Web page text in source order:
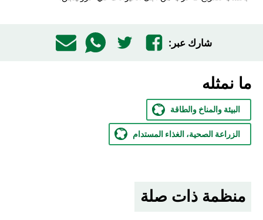
شارك عبر:
ما نمثله
البيئة والمناخ والطاقة
الزراعة الصحية، الغذاء المستدام
منظمة ذات صلة